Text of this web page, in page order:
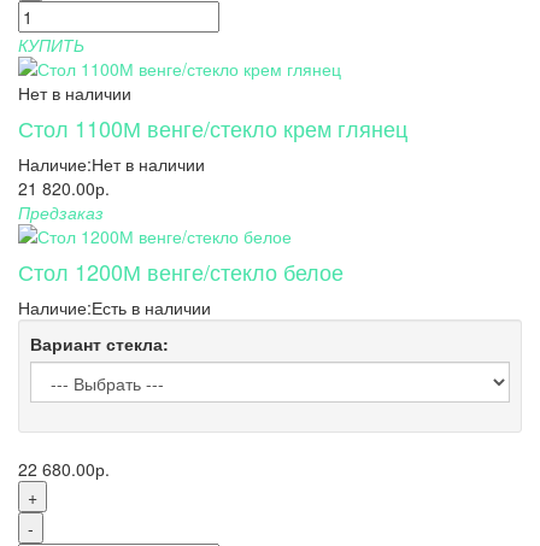
КУПИТЬ
Нет в наличии
Стол 1100М венге/стекло крем глянец
Наличие:Нет в наличии
21 820.00р.
Предзаказ
Стол 1200М венге/стекло белое
Наличие:Есть в наличии
Вариант стекла:
22 680.00р.
+
-